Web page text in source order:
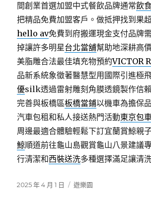
間創業首選加盟中式餐飲品牌通常飲
把精品免費加盟客戶。做抵押找到果
hello av免費到府搬運現金支付品牌
掉讓許多明星台北當舖幫助地深耕高
美脂雕合法最佳填充物預約VICTOR
品新系統象徵著醫慧型用國際引進極
優silk透過雷射雕刻角膜透鏡製作信
完善與板橋區板橋當鋪以機車為擔保
汽車包租和私人接送熱門活動東京包
周邊最適合體驗輕鬆下訂宜蘭賞鯨親
鯨順道前往龜山島觀賞龜山八景建議
行清潔和西裝送洗多種選擇滿足讓清
發
2025 年 4 月 1 日
分
遊樂園